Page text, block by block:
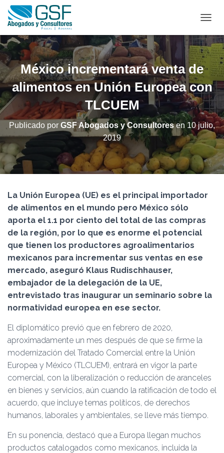
A
M
B
M
O
D
O
D
E
N
A
A
México incrementará venta de
alimentos en Unión Europea con
TLCUEM
Publicado por GSF Abogados y Consultoresen10 julio,
2019
La Unión Europea (UE) es el principal importador
de alimentos en el mundo pero México sólo
aporta el 1.1 por ciento del total de las compras
de la región, por lo que es enorme el potencial
que tienen los productores agroalimentarios
mexicanos para incrementar sus ventas en ese
mercado, aseguró Klaus Rudischhauser,
embajador de la delegación de la UE,
entrevistado tras inaugurar un seminario sobre la
normatividad europea en ese sector.
El diplomático previó que en febrero de 2020,
aproximadamente un mes después de que se firme la
modernización del Tratado Comercial entre la Unión
Europea y México (TLCUEM), entrará en vigor la parte
comercial, con la liberalización o reducción de aranceles
en bienes y servicios, aún cuando la ratificación de todo el
acuerdo, que incluye temas políticos, de derechos
humanos, laborales y ambientales, se lleve más tiempo.
En su ponencia, destacó que a Europa llegan muchos
productos catalogados como mexicanos, incluida la